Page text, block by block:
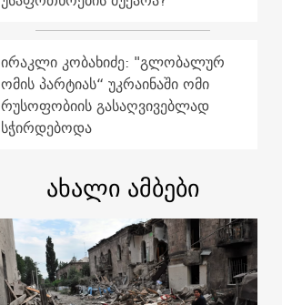
ირაკლი კობახიძე: "გლობალურ
ომის პარტიას“ უკრაინაში ომი
რუსოფობიის გასაღვივებლად
სჭირდებოდა
ახალი ამბები